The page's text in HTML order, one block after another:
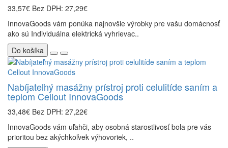
33,57€ Bez DPH: 27,29€
InnovaGoods vám ponúka najnovšie výrobky pre vašu domácnosť
ako sú Individuálna elektrická vyhrievac..
Do košíka
Nabíjateľný masážny prístroj proti celulitíde saním a
teplom Cellout InnovaGoods
33,48€ Bez DPH: 27,22€
InnovaGoods vám uľahči, aby osobná starostlivosť bola pre vás
prioritou bez akýchkoľvek výhovoriek, ..